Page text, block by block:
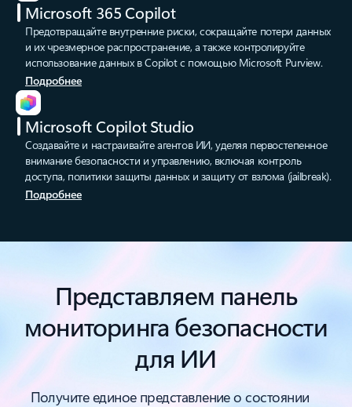
Microsoft 365 Copilot
Предотвращайте внутренние риски, сокращайте потери данных
и их чрезмерное распространение, а также контролируйте
использование данных в Copilot с помощью Microsoft Purview.
Подробнее
Microsoft Copilot Studio
Создавайте и настраивайте агентов ИИ, уделяя первостепенное
внимание безопасности и управлению, включая контроль
доступа, политики защиты данных и защиту от взлома (jailbreak).
Подробнее
Представляем панель
мониторинга безопасности
для ИИ
Получите единое представление о состоянии